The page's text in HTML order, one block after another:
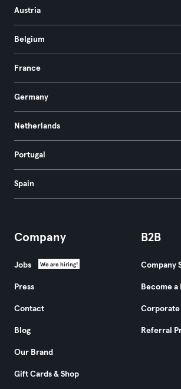
Austria
Belgium
France
Germany
Netherlands
Portugal
Spain
Company
Jobs We are hiring!
Press
Contact
Blog
Our Brand
Gift Cards & Shop
B2B
Company
Become
Corporate
Referral